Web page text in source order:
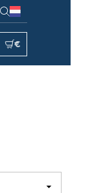
€